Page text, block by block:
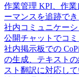
作業管理 KPI、作業
ーマンスを追跡で
社内コミュニケー
公開チャットでコ
社内掲示板での
の生成、テキスト
スト翻訳に対応し